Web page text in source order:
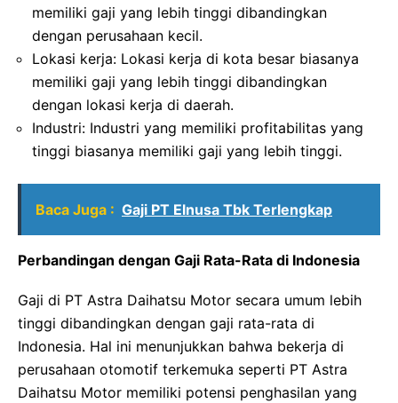
memiliki gaji yang lebih tinggi dibandingkan
dengan perusahaan kecil.
Lokasi kerja: Lokasi kerja di kota besar biasanya
memiliki gaji yang lebih tinggi dibandingkan
dengan lokasi kerja di daerah.
Industri: Industri yang memiliki profitabilitas yang
tinggi biasanya memiliki gaji yang lebih tinggi.
Baca Juga : Gaji PT Elnusa Tbk Terlengkap
Perbandingan dengan Gaji Rata-Rata di Indonesia
Gaji di PT Astra Daihatsu Motor secara umum lebih
tinggi dibandingkan dengan gaji rata-rata di
Indonesia. Hal ini menunjukkan bahwa bekerja di
perusahaan otomotif terkemuka seperti PT Astra
Daihatsu Motor memiliki potensi penghasilan yang